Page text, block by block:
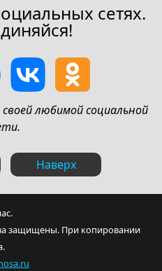
сетях.
любимой социальной
Наверх
защищены. При копировании